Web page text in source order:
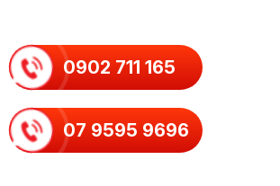
0902 711 165
07 9595 9696